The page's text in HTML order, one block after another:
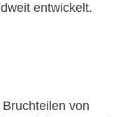
entwickelt.
von